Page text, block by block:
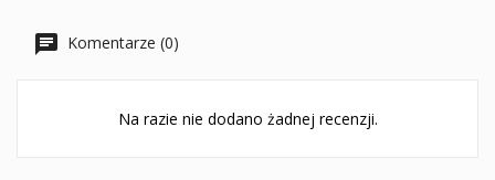
Komentarze (0)
Na razie nie dodano żadnej recenzji.